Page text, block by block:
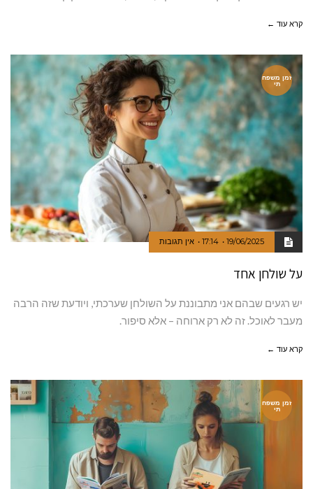
קרא עוד ←
זמן משפח
תי
19/06/2025
17:14 אין תגובות
על שולחן אחד
יש רגעים שבהם אני מתבוננת על השולחן שערכתי, ויודעת שזה הרבה
מעבר לאוכל. זה לא רק ארוחה – אלא סיפור.
קרא עוד ←
זמן משפח
תי